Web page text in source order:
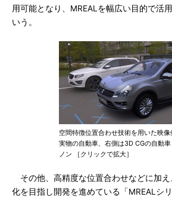
用可能となり、MREALを幅広い目的で活
いう。
空間特徴位置合わせ技術を用いた映像
実物の自動車、右側は3D CGの自動
ノン ［クリックで拡大］
その他、高精度な位置合わせなどに加
化を目指し開発を進めている「MREALシ